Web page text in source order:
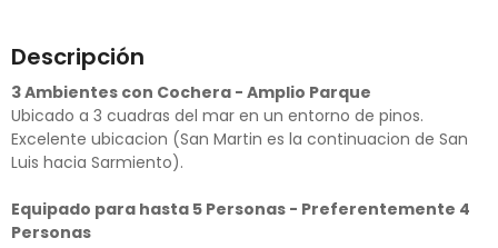
Descripción
3 Ambientes con Cochera - Amplio Parque
Ubicado a 3 cuadras del mar en un entorno de pinos.
Excelente ubicacion (San Martin es la continuacion de San
Luis hacia Sarmiento).
Equipado para hasta 5 Personas - Preferentemente 4
Personas